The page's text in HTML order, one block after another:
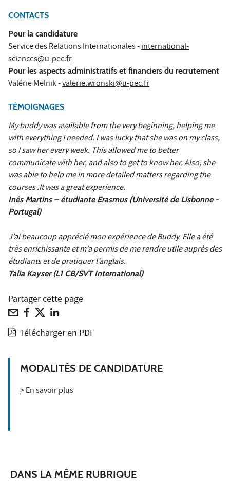
CONTACTS
Pour la candidature
Service des Relations Internationales -international-
sciences@u-pec.fr
Pour les aspects administratifs et financiers du recrutement
Valérie Melnik -valerie.wronski@u-pec.fr
TÉMOIGNAGES
My buddy was available from the very beginning, helping me
with everything I needed. I was lucky that she was on my class,
so I saw her every week. This allowed me to better
communicate with her, and also to get to know her. Also, she
was able to help me in more detailed matters regarding the
courses .It was a great experience.
Inês Martins – étudiante Erasmus (Université de Lisbonne -
Portugal)
J’ai beaucoup apprécié mon expérience de Buddy. Elle a été
très enrichissante et m’a permis de me rendre utile auprès des
étudiants et de pratiquer l’anglais.
Talia Kayser (L1 CB/SVT International)
Partager cette page
Télécharger en PDF
MODALITÉS DE CANDIDATURE
> En savoir plus
DANS LA MÊME RUBRIQUE